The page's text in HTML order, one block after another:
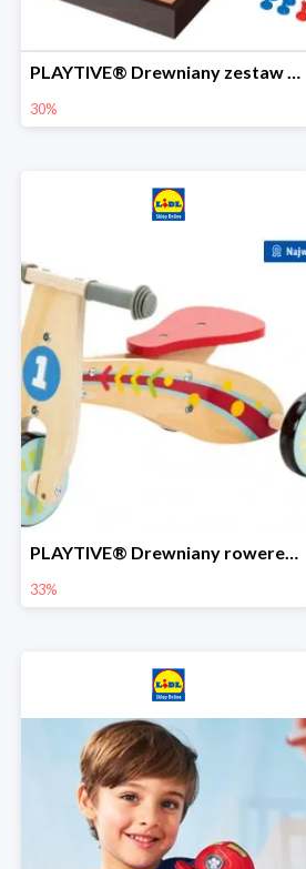
PLAYTIVE® Drewniany zestaw gier 10 w 1
30%
PLAYTIVE® Drewniany rowerek biegowy -33%
33%